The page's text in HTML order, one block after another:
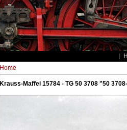
Home
Krauss-Maffei 15784 - TG 50 3708 "50